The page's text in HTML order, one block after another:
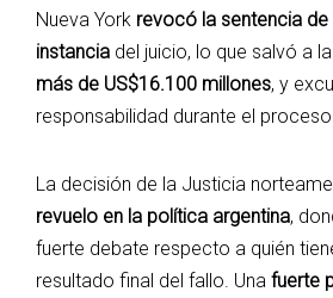
Nueva York revocó la sentencia de
instancia del juicio, lo que salvó a
más de US$16.100 millones, y
responsabilidad durante el
La decisión de la Justicia
revuelo en la política argentina,
fuerte debate respecto a quién
resultado final del fallo. Una fuerte